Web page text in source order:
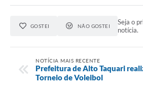
GOSTEI NÃO GOSTEI
Seja o
notícia.
NOTÍCIA MAIS RECENTE
Prefeitura de Alto Taquari
Torneio de Voleibol